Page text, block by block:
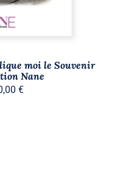
moi le Souvenir
Nane
€Le